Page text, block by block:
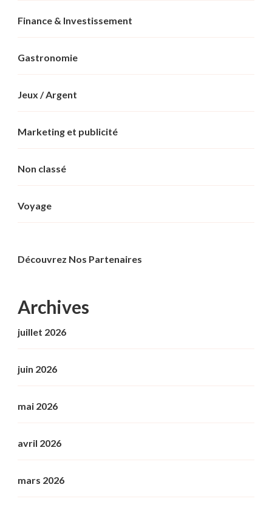
Finance & Investissement
Gastronomie
Jeux / Argent
Marketing et publicité
Non classé
Voyage
Découvrez Nos Partenaires
Archives
juillet 2026
juin 2026
mai 2026
avril 2026
mars 2026